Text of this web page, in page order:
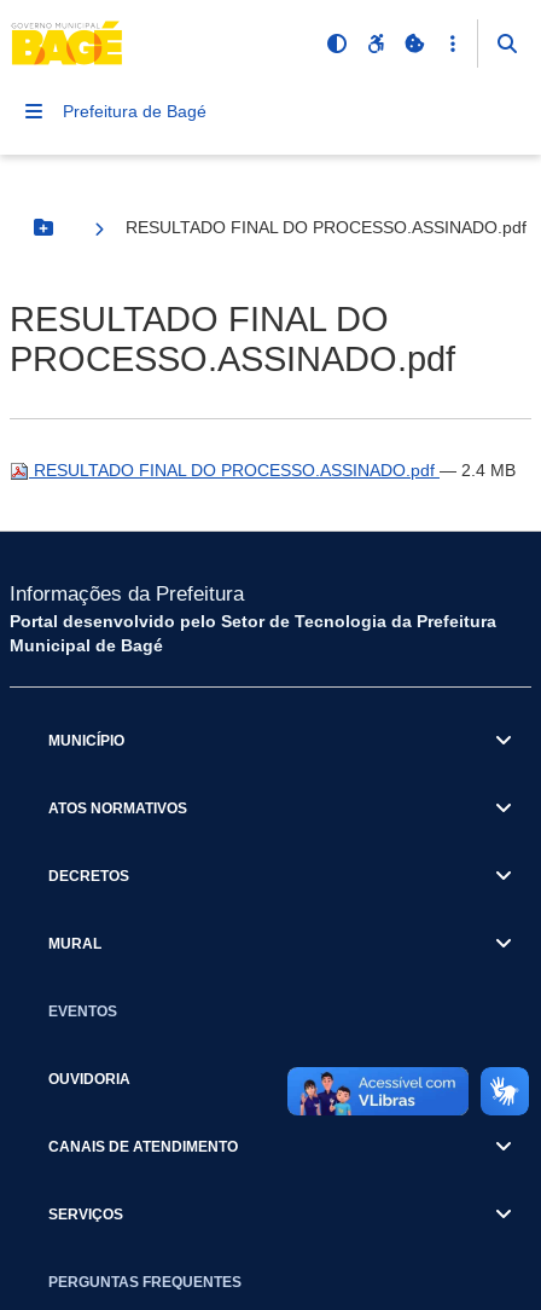
Prefeitura de Bagé
Botão Menu
RESULTADO FINAL DO PROCESSO.ASSINADO.pdf
RESULTADO FINAL DO
PROCESSO.ASSINADO.pdf
RESULTADO FINAL DO PROCESSO.ASSINADO.pdf — 2.4 MB
Informações da Prefeitura
Portal desenvolvido pelo Setor de Tecnologia da Prefeitura
Municipal de Bagé
MUNICÍPIO
ATOS NORMATIVOS
DECRETOS
MURAL
EVENTOS
OUVIDORIA
CANAIS DE ATENDIMENTO
SERVIÇOS
PERGUNTAS FREQUENTES